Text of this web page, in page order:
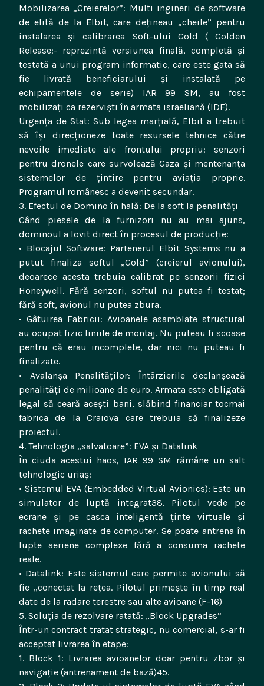
​Mobilizarea „Creierelor”: Multi ingineri de software
de elită de la Elbit, care dețineau „cheile” pentru
instalarea și calibrarea Soft-ului Gold ( Golden
Release:- reprezintă versiunea finală, completă și
testată a unui program informatic, care este gata să
fie livrată beneficiarului și instalată pe
echipamentele de serie) IAR 99 SM, au fost
mobilizați ca rezerviști în armata israeliană (IDF).
​Urgența de Stat: Sub legea marțială, Elbit a trebuit
să își direcționeze toate resursele tehnice către
nevoile imediate ale frontului propriu: senzori
pentru dronele care survolează Gaza și mentenanța
sistemelor de țintire pentru aviația proprie.
Programul românesc a devenit secundar.
3. Efectul de Domino în hală: De la soft la penalități
Când piesele de la furnizori nu au mai ajuns,
dominoul a lovit direct în procesul de producție:
• Blocajul Software: Partenerul Elbit Systems nu a
putut finaliza softul „Gold” (creierul avionului),
deoarece acesta trebuia calibrat pe senzorii fizici
Honeywell. Fără senzori, softul nu putea fi testat;
fără soft, avionul nu putea zbura.
• Gâtuirea Fabricii: Avioanele asamblate structural
au ocupat fizic liniile de montaj. Nu puteau fi scoase
pentru că erau incomplete, dar nici nu puteau fi
finalizate.
• Avalanșa Penalităților: Întârzierile declanșează
penalități de milioane de euro. Armata este obligată
legal să ceară acești bani, slăbind financiar tocmai
fabrica de la Craiova care trebuia să finalizeze
proiectul.
4. Tehnologia „salvatoare”: EVA și Datalink
În ciuda acestui haos, IAR 99 SM rămâne un salt
tehnologic uriaș:
• Sistemul EVA (Embedded Virtual Avionics): Este un
simulator de luptă integrat38. Pilotul vede pe
ecrane și pe casca inteligentă ținte virtuale și
rachete imaginate de computer. Se poate antrena în
lupte aeriene complexe fără a consuma rachete
reale.
• Datalink: Este sistemul care permite avionului să
fie „conectat la rețea. Pilotul primește în timp real
date de la radare terestre sau alte avioane (F-16)
5. Soluția de rezolvare ratată: „Block Upgrades”
Într-un contract tratat strategic, nu comercial, s-ar fi
acceptat livrarea în etape:
1. Block 1: Livrarea avioanelor doar pentru zbor și
navigație (antrenament de bază)45.